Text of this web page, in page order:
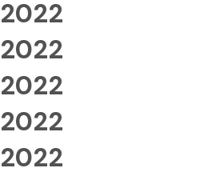
2022
2022
2022
2022
2022